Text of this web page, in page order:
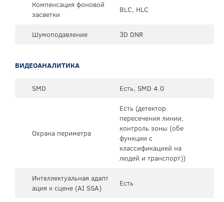
Компенсация фоновой
засветки
BLC, HLC
Шумоподавление 3D DNR
ВИДЕОАНАЛИТИКА
SMD Есть, SMD 4.0
Охрана периметра
Есть (детектор
пересечения линии,
контроль зоны (обе
функции с
классификацией на
людей и транспорт))
Интеллектуальная адапт
ация к сцене (AI SSA)
Есть